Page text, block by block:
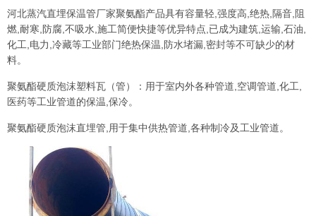
河北蒸汽直埋保温管厂家聚氨酯产品具有容量轻,强度高,绝热,隔音,阻
燃,耐寒,防腐,不吸水,施工简便快捷等优异特点,已成为建筑,运输,石油,
化工,电力,冷藏等工业部门绝热保温,防水堵漏,密封等不可缺少的材
料。
聚氨酯硬质泡沫塑料瓦（管）：用于室内外各种管道,空调管道,化工,
医药等工业管道的保温,保冷。
聚氨酯硬质泡沫直埋管,用于集中供热管道,各种制冷及工业管道。